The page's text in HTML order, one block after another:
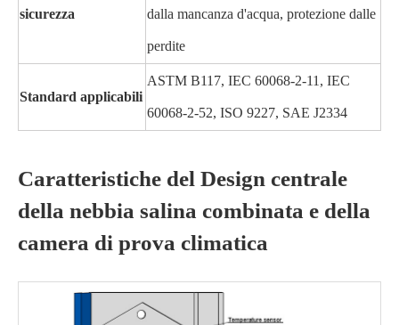
sicurezza dalla mancanza d'acqua, protezione dalle
perdite
Standard applicabili
ASTM B117, IEC 60068-2-11, IEC
60068-2-52, ISO 9227, SAE J2334
Caratteristiche del Design centrale
della nebbia salina combinata e della
camera di prova climatica